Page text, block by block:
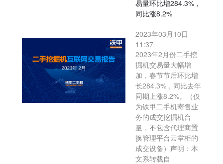
易量环比增284.3%，
同比涨8.2%
2023年03月10日
11:37
2023年2月份二手挖
掘机交易量大幅增
加，春节节后环比增
长284.3%，同比去年
同期上涨8.2%。（仅
为铁甲二手机寄售业
务的成交挖掘机台
量，不包含代理商置
换管理平台云掌柜的
成交设备）声明：本
文系转载自